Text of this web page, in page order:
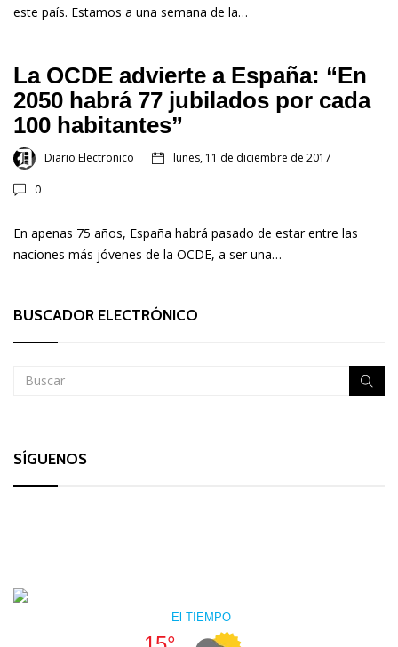
este país. Estamos a una semana de la…
La OCDE advierte a España: “En
2050 habrá 77 jubilados por cada
100 habitantes”
Diario Electronico lunes, 11 de diciembre de 2017
0
En apenas 75 años, España habrá pasado de estar entre las
naciones más jóvenes de la OCDE, a ser una…
BUSCADOR ELECTRÓNICO
SÍGUENOS